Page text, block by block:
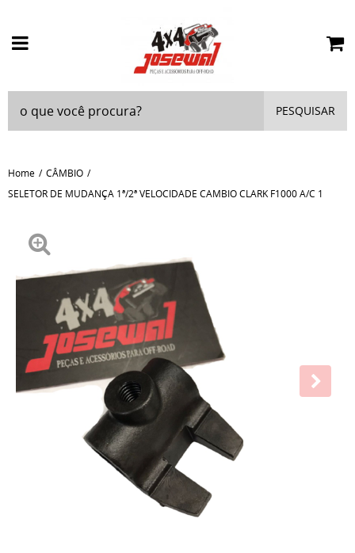
PESQUISAR
Home
CÂMBIO
SELETOR DE MUDANÇA 1ª/2ª VELOCIDADE CAMBIO CLARK F1000 A/C 1